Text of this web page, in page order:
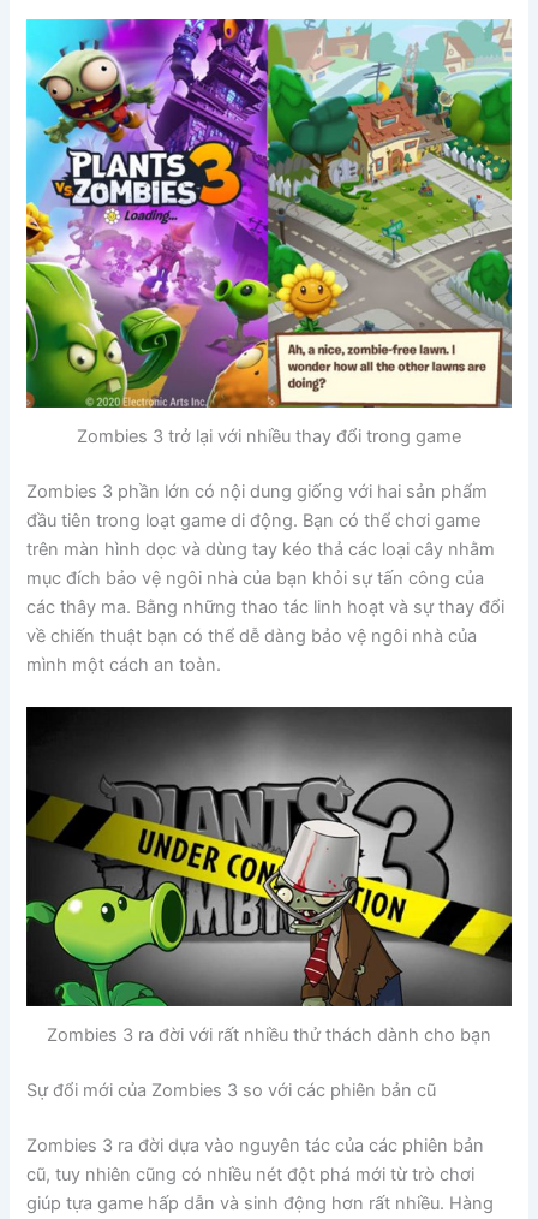
Zombies 3 trở lại với nhiều thay đổi trong game
Zombies 3 phần lớn có nội dung giống với hai sản phẩm
đầu tiên trong loạt game di động. Bạn có thể chơi game
trên màn hình dọc và dùng tay kéo thả các loại cây nhằm
mục đích bảo vệ ngôi nhà của bạn khỏi sự tấn công của
các thây ma. Bằng những thao tác linh hoạt và sự thay đổi
về chiến thuật bạn có thể dễ dàng bảo vệ ngôi nhà của
mình một cách an toàn.
Zombies 3 ra đời với rất nhiều thử thách dành cho bạn
Sự đổi mới của Zombies 3 so với các phiên bản cũ
Zombies 3 ra đời dựa vào nguyên tác của các phiên bản
cũ, tuy nhiên cũng có nhiều nét đột phá mới từ trò chơi
giúp tựa game hấp dẫn và sinh động hơn rất nhiều. Hàng